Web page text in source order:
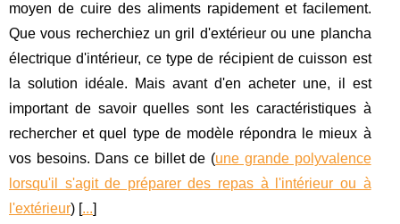
moyen de cuire des aliments rapidement et facilement.
Que vous recherchiez un gril d'extérieur ou une plancha
électrique d'intérieur, ce type de récipient de cuisson est
la solution idéale. Mais avant d'en acheter une, il est
important de savoir quelles sont les caractéristiques à
rechercher et quel type de modèle répondra le mieux à
vos besoins. Dans ce billet de (une grande polyvalence
lorsqu'il s'agit de préparer des repas à l'intérieur ou à
l'extérieur) [...]